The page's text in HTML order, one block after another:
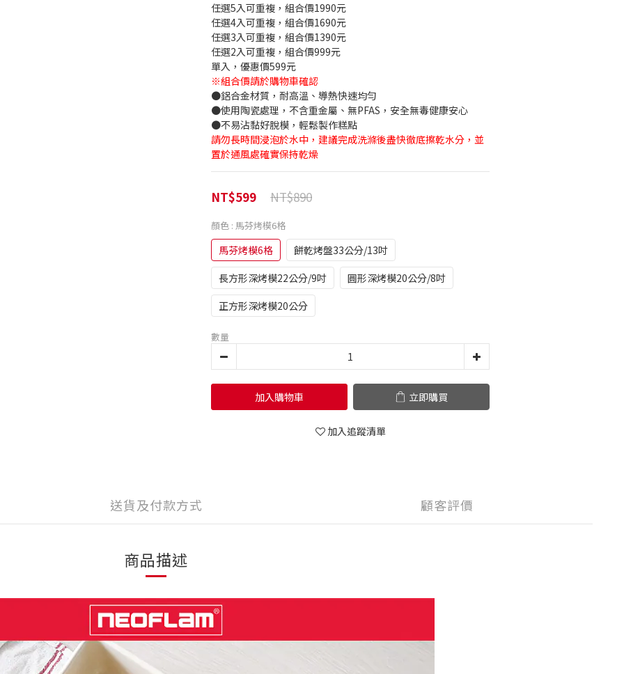
任選5入可重複，組合價1990元
任選4入可重複，組合價1690元
任選3入可重複，組合價1390元
任選2入可重複，組合價999元
單入，優惠價599元
※組合價請於購物車確認
●鋁合金材質，耐高溫、導熱快速均勻
●使用陶瓷處理，不含重金屬、無PFAS，安全無毒健康安心
●不易沾黏好脫模，輕鬆製作糕點
請勿長時間浸泡於水中，建議完成洗滌後盡快徹底擦乾水分，並
置於通風處確實保持乾燥
NT$890
NT$599
顏色 : 馬芬烤模6格
馬芬烤模6格
餅乾烤盤33公分/13吋
長方形深烤模22公分/9吋
圓形深烤模20公分/8吋
正方形深烤模20公分
數量
加入購物車 立即購買
加入追蹤清單
送貨及付款方式 顧客評價
商品描述